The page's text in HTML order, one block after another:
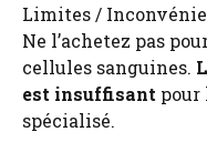
Limites /
Ne l’achetez pas
cellules sanguines.
est insuffisant pour
spécialisé.